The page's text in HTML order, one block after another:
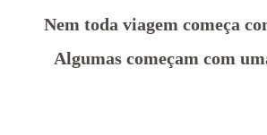
Nem toda viagem começa com um passo.
Algumas começam com